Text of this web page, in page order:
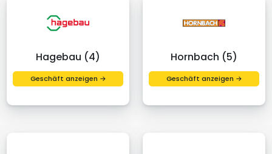
Hagebau (4)
Geschäft anzeigen →
Hornbach (5)
Geschäft anzeigen →